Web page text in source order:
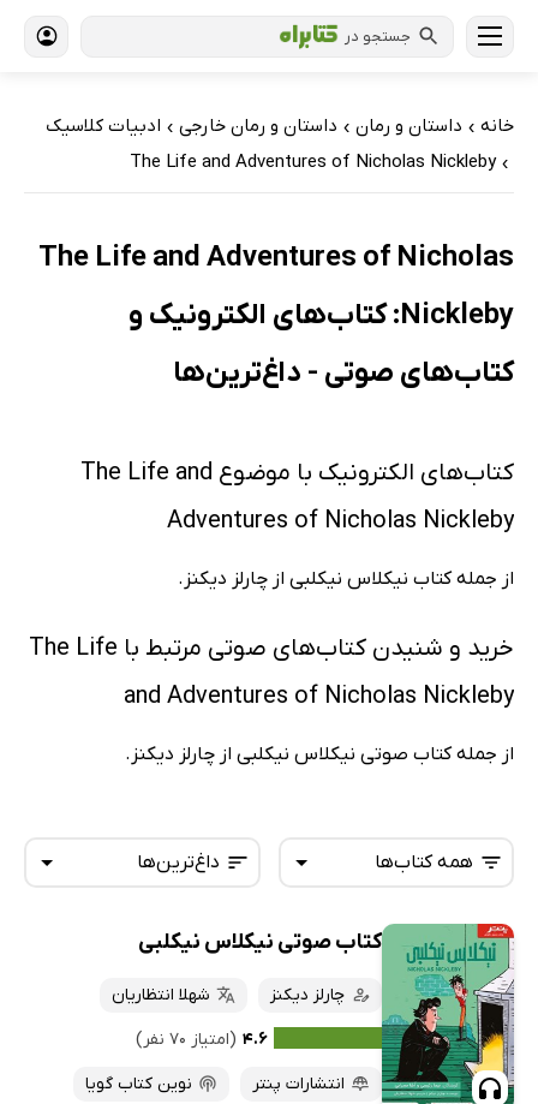
جستجو در
خانه › داستان و رمان › داستان و رمان خارجی › ادبیات کلاسیک
›
The Life and Adventures of Nicholas Nickleby
The Life and Adventures of Nicholas
Nickleby: کتاب‌های الکترونیک و
کتاب‌های صوتی - داغ‌ترین‌ها
کتاب‌های الکترونیک با موضوع The Life and
Adventures of Nicholas Nickleby
از جمله کتاب نیکلاس نیکلبی از چارلز دیکنز.
خرید و شنیدن کتاب‌های صوتی مرتبط با The Life
and Adventures of Nicholas Nickleby
از جمله کتاب صوتی نیکلاس نیکلبی از چارلز دیکنز.
داغ‌ترین‌ها
تازه‌ها
داغ‌ترین‌ها
پرفروش‌ها
پربحث‌ها
همه کتاب‌ها
همه کتاب‌ها
کتاب‌های صوتی
کتاب‌های متنی
کتاب صوتی نیکلاس نیکلبی
چارلز دیکنز
شهلا انتظاریان
۴.۶ (امتیاز ۷۰ نفر)
انتشارات پنتر
نوین کتاب گویا